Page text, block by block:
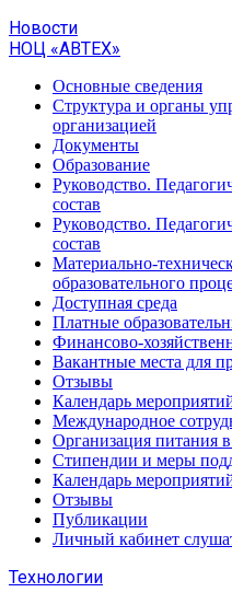
Новости
НОЦ «АВТЕХ»
Основные сведения
Структура и органы
организацией
Документы
Образование
Руководство.
состав
Руководство.
состав
Материально-
образовательного
Доступная среда
Платные
Финансово-
Вакантные места для
Отзывы
Календарь
Международное
Организация питания
Стипендии и меры
Календарь
Отзывы
Публикации
Личный кабинет
Технологии